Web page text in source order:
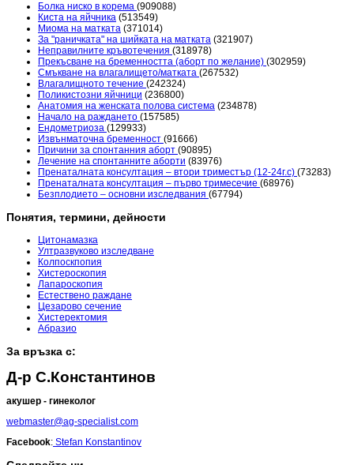
Болка ниско в корема (909088)
Киста на яйчника (513549)
Миома на матката (371014)
За "раничката" на шийката на матката (321907)
Неправилните кръвотечения (318978)
Прекъсване на бременността (аборт по желание) (302959)
Смъкване на влагалището/матката (267532)
Влагалищното течение (242324)
Поликистозни яйчници (236800)
Анатомия на женската полова система (234878)
Начало на раждането (157585)
Ендометриоза (129933)
Извънматочна бременност (91666)
Причини за спонтанния аборт (90895)
Лечение на спонтанните аборти (83976)
Пренаталната консултация – втори триместър (12-24г.с) (73283)
Пренаталната консултация – първо тримесечие (68976)
Безплодието – основни изследвания (67794)
Понятия, термини, дейности
Цитонамазка
Ултразвуково изследване
Колпоскпопия
Хистероскопия
Лапароскопия
Естествено раждане
Цезарово сечение
Хистеректомия
Абразио
За връзка с:
Д-р С.Константинов
акушер - гинеколог
webmaster@ag-specialist.com
Facebook: Stefan Konstantinov